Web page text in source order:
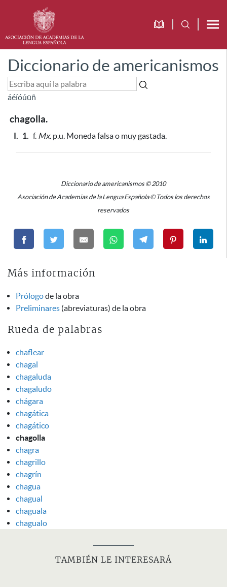
Diccionario de americanismos
áéíóúüñ
chagolla.
I. 1. f. Mx. p.u. Moneda falsa o muy gastada.
Diccionario de americanismos © 2010
Asociación de Academias de la Lengua Española © Todos los derechos
reservados
Más información
Prólogode la obra
Preliminares (abreviaturas) de la obra
Rueda de palabras
chaflear
chagal
chagaluda
chagaludo
chágara
chagática
chagático
chagolla
chagra
chagrillo
chagrín
chagua
chagual
chaguala
chagualo
TAMBIÉN LE INTERESARÁ